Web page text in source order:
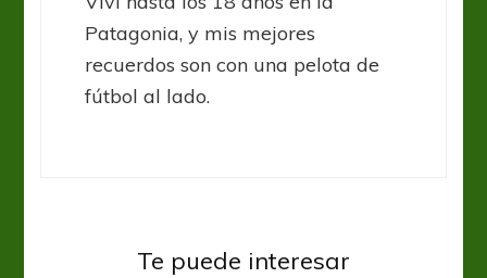
Patagonia, y mis mejores
recuerdos son con una pelota de
fútbol al lado.
Te puede interesar
Sin categoría